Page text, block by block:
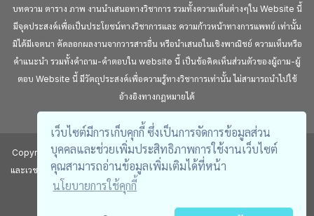
เว็บไซต์มีการเก็บคุกกี้ ซึ่งเป็นการจัดการข้อมูลส่วน
บุคคลและช่วยเพิ่มประสิทธิภาพการใช้งานเว็บไซต์
คุณสามารถอ่านข้อมูลเพิ่มเติมได้ที่หน้า
นโยบายการใช้คุกกี้
บทความ ตาราง ภาพ งานนำเสนอทางวิชาการ รวมทั้งความเห็นต่างๆใน Website นี้
มีจุดประสงค์เพื่อเป็นประโยชน์ทางวิชาการและ ความก้าวหน้าทางการแพทย์ เท่านั้น
มิได้มีเจตนา คัดลอกผลงานจากวารสารอื่น หรือนำเสนอในเชิงพาณิชย์ ความเห็นหรือ
คำแนะนำ รวมทั้งคำถาม-คำตอบใน website นี้ เป็นข้อคิดเห็นส่วนตัวของผู้ถาม-ผู้
ตอบ Website นี้ มีวัตถุประสงค์เพื่อความรู้ทางวิชาการเท่านั้น ไม่สามารถนำไปใช้
อ้างอิงทางกฎหมายได้
Copyright © สงวนลิขสิทธิ์ตามพระราชบัญญัติ ลิขสิทธิ์โดยสมาคมโรคระบบหายใจ
และเวชบำบัดวิกฤตในเด็กแห่งประเทศไทย ห้ามทำการเลียนแบบไม่ว่าส่วนหนึ่งส่วนใด
นอกจากได้รับอนุญาต
https://www.thaipedlung.org